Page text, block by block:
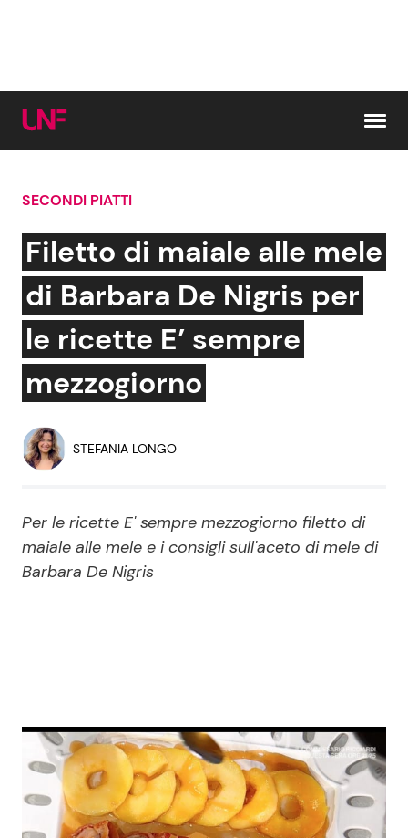
Cerca:
News e Cronaca
Attualità Italiana
Economia
Persone Scomparse
Politica
Gossip e TV
Bellezze VIP
Reality e Talent
News Musica
News Spettacolo
SECONDI PIATTI
Filetto di maiale alle mele
di Barbara De Nigris per
le ricette E’ sempre
mezzogiorno
STEFANIA LONGO
Per le ricette E' sempre mezzogiorno filetto di
maiale alle mele e i consigli sull'aceto di mele di
Barbara De Nigris